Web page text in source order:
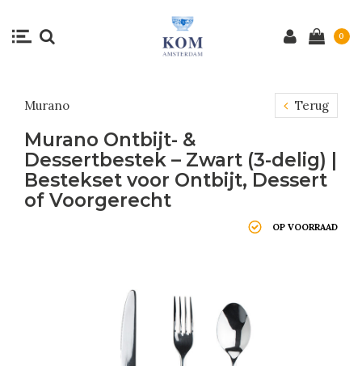
0
Murano Terug
Murano Ontbijt- &
Dessertbestek – Zwart (3-delig) |
Bestekset voor Ontbijt, Dessert
of Voorgerecht
OP VOORRAAD